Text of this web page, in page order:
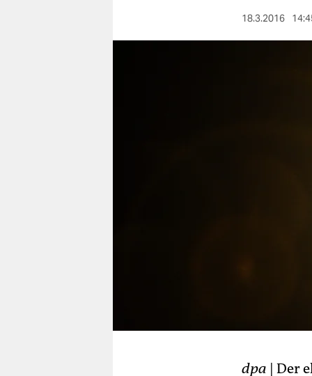
18.3.2016
dpa | Der